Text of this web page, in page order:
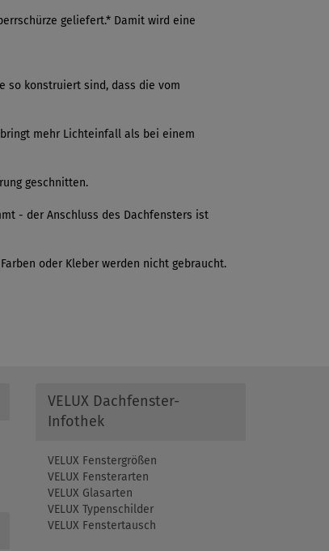
geliefert.* Damit wird eine
so konstruiert sind, dass die vom
mehr Lichteinfall als bei einem
geschnitten.
- der Anschluss des Dachfensters ist
oder Kleber werden nicht gebraucht.
VELUX Dachfenster-
Infothek
VELUX Fenstergrößen
VELUX Fensterarten
VELUX Glasarten
VELUX Typenschilder
VELUX Fenstertausch